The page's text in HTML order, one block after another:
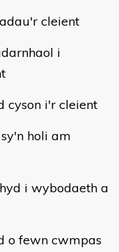
cleient
i
cyson i'r cleient
holi am
i wybodaeth a
o fewn cwmpas